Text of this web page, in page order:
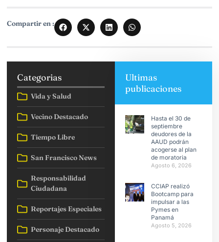
Compartir en :
Categorias
Vida y Salud
Vecino Destacado
Tiempo Libre
San Francisco News
Responsabilidad
Ciudadana
Reportajes Especiales
Personaje Destacado
Ultimas
publicaciones
Hasta el 30 de
septiembre
deudores de la
AAUD podrán
acogerse al plan
de moratoria
Agosto 6, 2026
CCIAP realizó
Bootcamp para
impulsar a las
Pymes en
Panamá
Agosto 5, 2026